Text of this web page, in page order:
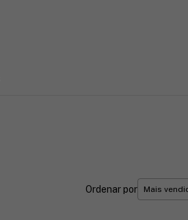
Ordenar por